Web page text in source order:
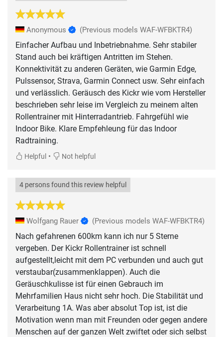
Anonymous (Previous models WAF-WFBKTR4)
Einfacher Aufbau und Inbetriebnahme. Sehr stabiler
Stand auch bei kräftigen Antritten im Stehen.
Konnektivität zu anderen Geräten, wie Garmin Edge,
Pulssensor, Strava, Garmin Connect usw. Sehr einfach
und verlässlich. Geräusch des Kickr wie vom Hersteller
beschrieben sehr leise im Vergleich zu meinem alten
Rollentrainer mit Hinterradantrieb. Fahrgefühl wie
Indoor Bike. Klare Empfehleung für das Indoor
Radtraining.
Helpful • Not helpful
4 persons found this review helpful
Wolfgang Rauer (Previous models WAF-WFBKTR4)
Nach gefahrenen 600km kann ich nur 5 Sterne
vergeben. Der Kickr Rollentrainer ist schnell
aufgestellt,leicht mit dem PC verbunden und auch gut
verstaubar(zusammenklappen). Auch die
Geräuschkulisse ist für einen Gebrauch im
Mehrfamilien Haus nicht sehr hoch. Die Stabilität und
Verarbeitung 1A. Was aber absolut Top ist, ist die
Motivation wenn man mit Freunden oder gegen andere
Menschen auf der ganzen Welt zwiftet oder sich selbst